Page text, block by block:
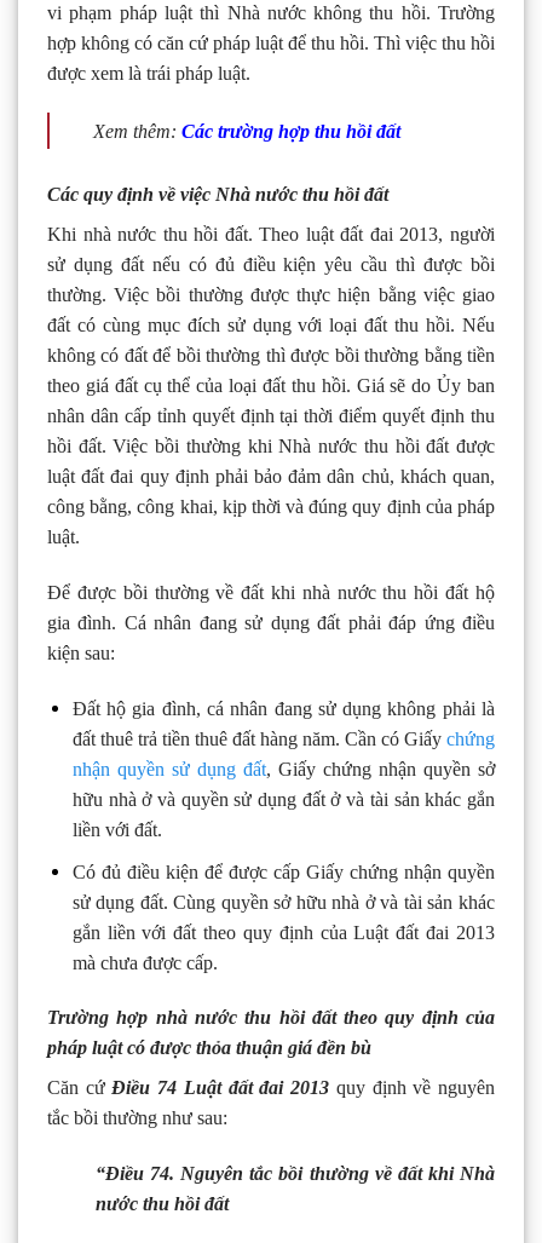
vi phạm pháp luật thì Nhà nước không thu hồi. Trường
hợp không có căn cứ pháp luật để thu hồi. Thì việc thu hồi
được xem là trái pháp luật.
Xem thêm: Các trường hợp thu hồi đất
Các quy định về việc Nhà nước thu hồi đất
Khi nhà nước thu hồi đất. Theo luật đất đai 2013, người
sử dụng đất nếu có đủ điều kiện yêu cầu thì được bồi
thường. Việc bồi thường được thực hiện bằng việc giao
đất có cùng mục đích sử dụng với loại đất thu hồi. Nếu
không có đất để bồi thường thì được bồi thường bằng tiền
theo giá đất cụ thể của loại đất thu hồi. Giá sẽ do Ủy ban
nhân dân cấp tỉnh quyết định tại thời điểm quyết định thu
hồi đất. Việc bồi thường khi Nhà nước thu hồi đất được
luật đất đai quy định phải bảo đảm dân chủ, khách quan,
công bằng, công khai, kịp thời và đúng quy định của pháp
luật.
Để được bồi thường về đất khi nhà nước thu hồi đất hộ
gia đình. Cá nhân đang sử dụng đất phải đáp ứng điều
kiện sau:
Đất hộ gia đình, cá nhân đang sử dụng không phải là
đất thuê trả tiền thuê đất hàng năm. Cần có Giấy chứng
nhận quyền sử dụng đất, Giấy chứng nhận quyền sở
hữu nhà ở và quyền sử dụng đất ở và tài sản khác gắn
liền với đất.
Có đủ điều kiện để được cấp Giấy chứng nhận quyền
sử dụng đất. Cùng quyền sở hữu nhà ở và tài sản khác
gắn liền với đất theo quy định của Luật đất đai 2013
mà chưa được cấp.
Trường hợp nhà nước thu hồi đất theo quy định của
pháp luật có được thỏa thuận giá đền bù
Căn cứĐiều 74 Luật đất đai 2013 quy định về nguyên
tắc bồi thường như sau:
“Điều 74. Nguyên tắc bồi thường về đất khi Nhà
nước thu hồi đất